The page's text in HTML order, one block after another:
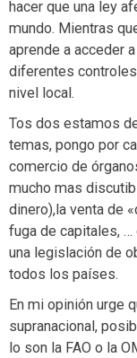
hacer que una ley
mundo. Mientras
aprende a acceder
diferentes
nivel local.
Tos dos estamos
temas, pongo por
comercio de
mucho mas
dinero),la venta de
fuga de capitales, …
una legislación de
todos los países.
En mi opinión urge
supranacional,
lo son la FAO o la